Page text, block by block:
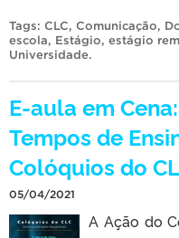
Tags: CLC, Comunicação,
escola, Estágio, estágio
Universidade.
E-aula em
Tempos de
Colóquios do
05/04/2021
A Ação do